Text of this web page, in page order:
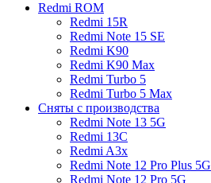
Redmi ROM
Redmi 15R
Redmi Note 15 SE
Redmi K90
Redmi K90 Max
Redmi Turbo 5
Redmi Turbo 5 Max
Сняты с производства
Redmi Note 13 5G
Redmi 13C
Redmi A3x
Redmi Note 12 Pro Plus 5G
Redmi Note 12 Pro 5G